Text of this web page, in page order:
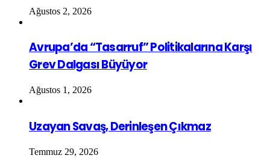
Ağustos 2, 2026
Avrupa’da “Tasarruf” Politikalarına Karşı
Grev Dalgası Büyüyor
Ağustos 1, 2026
Uzayan Savaş, Derinleşen Çıkmaz
Temmuz 29, 2026